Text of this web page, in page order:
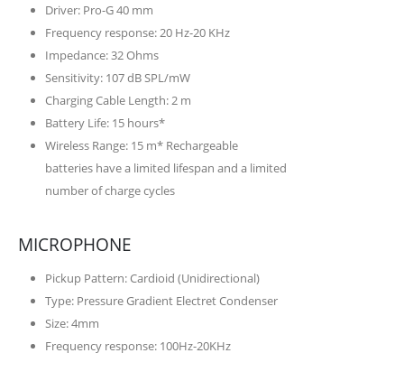
Driver: Pro-G 40 mm
Frequency response: 20 Hz-20 KHz
Impedance: 32 Ohms
Sensitivity: 107 dB SPL/mW
Charging Cable Length: 2 m
Battery Life: 15 hours*
Wireless Range: 15 m* Rechargeable
batteries have a limited lifespan and a limited
number of charge cycles
MICROPHONE
Pickup Pattern: Cardioid (Unidirectional)
Type: Pressure Gradient Electret Condenser
Size: 4mm
Frequency response: 100Hz-20KHz